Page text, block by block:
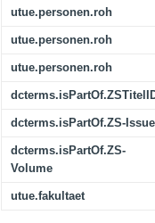
utue.personen.roh
utue.personen.roh
utue.personen.roh
dcterms.isPartOf.ZS-Issue
dcterms.isPartOf.ZS-
Volume
utue.fakultaet